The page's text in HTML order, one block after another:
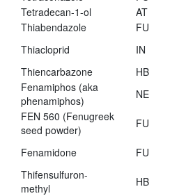
Tetradecan-1-ol
AT
Thiabendazole
FU
Thiacloprid
IN
Thiencarbazone
HB
Fenamiphos (aka
phenamiphos)
NE
FEN 560 (Fenugreek
seed powder)
FU
Fenamidone FU
Thifensulfuron-
methyl
HB